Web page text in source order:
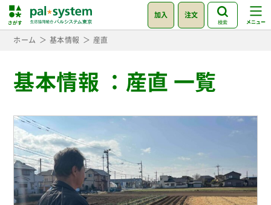
加入 注文
検索
ホーム 基本情報 産直
基本情報 ： 産直 一覧